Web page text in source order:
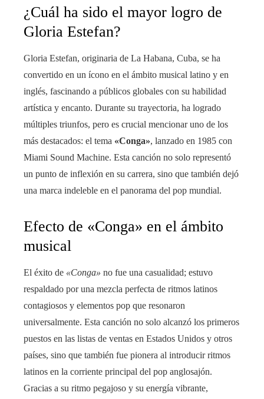
¿Cuál ha sido el mayor logro de
Gloria Estefan?
Gloria Estefan, originaria de La Habana, Cuba, se ha
convertido en un ícono en el ámbito musical latino y en
inglés, fascinando a públicos globales con su habilidad
artística y encanto. Durante su trayectoria, ha logrado
múltiples triunfos, pero es crucial mencionar uno de los
más destacados: el tema «Conga», lanzado en 1985 con
Miami Sound Machine. Esta canción no solo representó
un punto de inflexión en su carrera, sino que también dejó
una marca indeleble en el panorama del pop mundial.
Efecto de «Conga» en el ámbito
musical
El éxito de «Conga» no fue una casualidad; estuvo
respaldado por una mezcla perfecta de ritmos latinos
contagiosos y elementos pop que resonaron
universalmente. Esta canción no solo alcanzó los primeros
puestos en las listas de ventas en Estados Unidos y otros
países, sino que también fue pionera al introducir ritmos
latinos en la corriente principal del pop anglosajón.
Gracias a su ritmo pegajoso y su energía vibrante,